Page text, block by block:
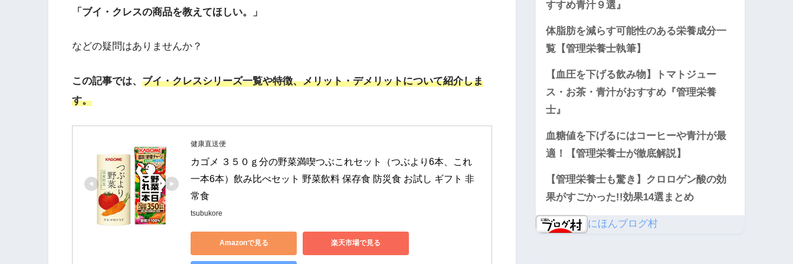
「ブイ・クレスの商品を教えてほしい。」
などの疑問はありませんか？
この記事では、 ブイ・クレスシリーズ一覧や特徴、メリット・デメリットについて紹介しま
す。
健康直送便
カゴメ ３５０ｇ分の野菜満喫つぶこれセット（つぶより6本、これ
一本6本）飲み比べセット 野菜飲料 保存食 防災食 お試し ギフト 非
常食
tsubukore
Amazonで見る 楽天市場で見る
すすめ青汁９選』
体脂肪を減らす可能性のある栄養成分一
覧【管理栄養士執筆】
【血圧を下げる飲み物】トマトジュー
ス・お茶・青汁がおすすめ『管理栄養
士』
血糖値を下げるにはコーヒーや青汁が最
適！【管理栄養士が徹底解説】
【管理栄養士も驚き】クロロゲン酸の効
果がすごかった!!効果14選まとめ
にほんブログ村